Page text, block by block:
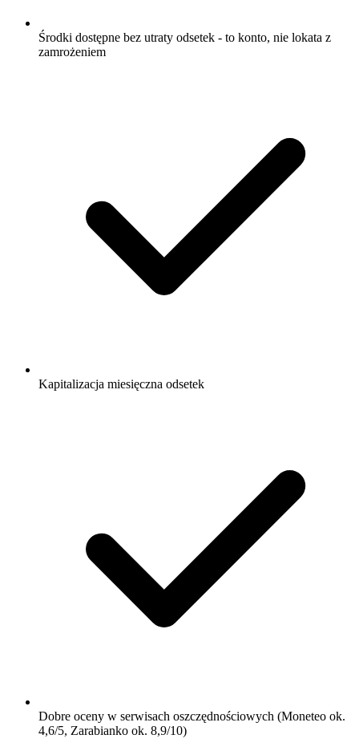
Środki dostępne bez utraty odsetek - to konto, nie lokata z
zamrożeniem
Kapitalizacja miesięczna odsetek
Dobre oceny w serwisach oszczędnościowych (Moneteo ok.
4,6/5, Zarabianko ok. 8,9/10)